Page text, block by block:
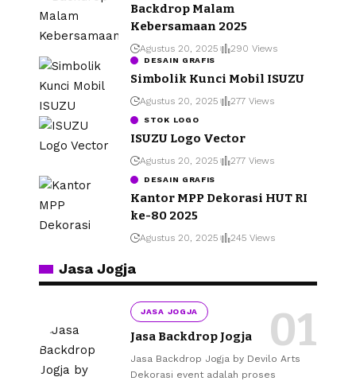
Backdrop Malam
Kebersamaan 2025
Agustus 20, 2025 290 Views
DESAIN GRAFIS
Simbolik Kunci Mobil ISUZU
Agustus 20, 2025 277 Views
STOK LOGO
ISUZU Logo Vector
Agustus 20, 2025 277 Views
DESAIN GRAFIS
Kantor MPP Dekorasi HUT RI
ke-80 2025
Agustus 20, 2025 245 Views
Jasa Jogja
JASA JOGJA
Jasa Backdrop Jogja
Jasa Backdrop Jogja by Devilo Arts
Dekorasi event adalah proses